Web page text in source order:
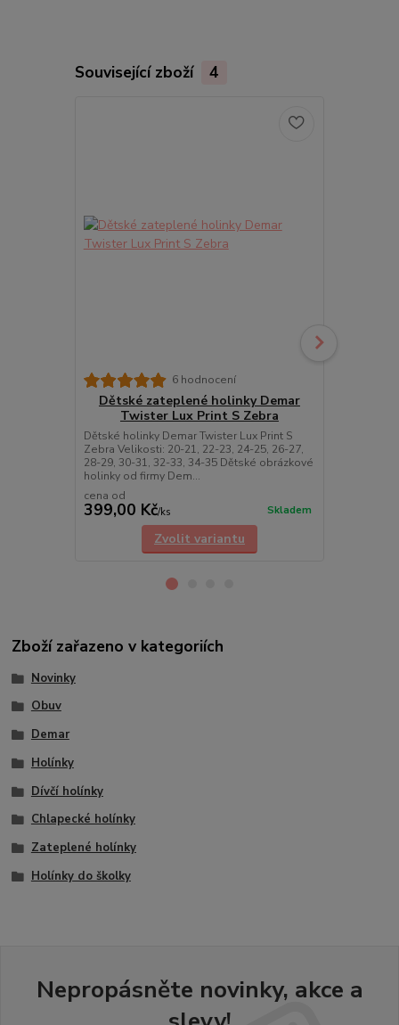
Související zboží 4
6 hodnocení
Dětské zateplené holinky Demar
Twister Lux Print S Zebra
Dětské holinky Demar Twister Lux Print S
Zebra Velikosti: 20-21, 22-23, 24-25, 26-27,
28-29, 30-31, 32-33, 34-35 Dětské obrázkové
holinky od firmy Dem...
cena od
399,00 Kč/ks Skladem
Zvolit variantu
Zboží zařazeno v kategoriích
Novinky
Obuv
Demar
Holínky
Dívčí holínky
Chlapecké holínky
Zateplené holínky
Holínky do školky
Nepropásněte novinky, akce a